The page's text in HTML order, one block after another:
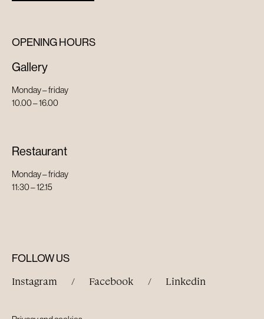
OPENING HOURS
Gallery
Monday – friday
10.00 – 16.00
Restaurant
Monday – friday
11:30 – 12.15
FOLLOW US
Instagram / Facebook / Linkedin